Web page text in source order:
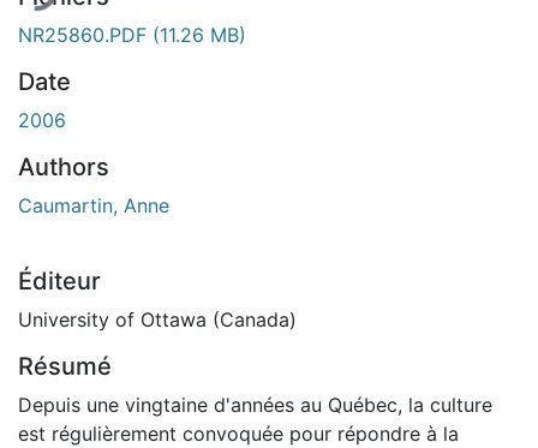
NR25860.PDF (11.26 MB)
Date
2006
Authors
Caumartin, Anne
Éditeur
University of Ottawa (Canada)
Résumé
Depuis une vingtaine d'années au Québec, la culture
est régulièrement convoquée pour répondre à la